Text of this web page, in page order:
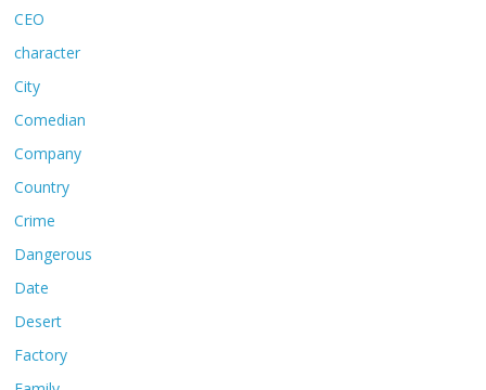
CEO
character
City
Comedian
Company
Country
Crime
Dangerous
Date
Desert
Factory